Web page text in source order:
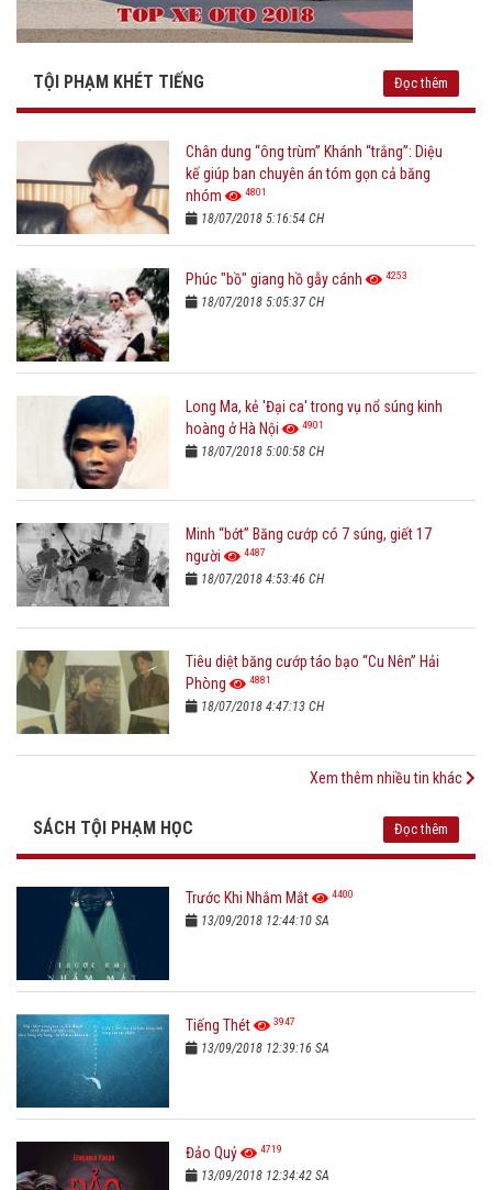
TỘI PHẠM KHÉT TIẾNG Đọc thêm
Chân dung “ông trùm” Khánh “trắng”: Diệu
kế giúp ban chuyên án tóm gọn cả băng
nhóm
4801
18/07/2018 5:16:54 CH
Phúc "bồ" giang hồ gẫy cánh 4253
18/07/2018 5:05:37 CH
Long Ma, kẻ 'Đại ca' trong vụ nổ súng kinh
hoàng ở Hà Nội
4901
18/07/2018 5:00:58 CH
Minh “bớt” Băng cướp có 7 súng, giết 17
người
4487
18/07/2018 4:53:46 CH
Tiêu diệt băng cướp táo bạo “Cu Nên” Hải
Phòng
4881
18/07/2018 4:47:13 CH
Xem thêm nhiều tin khác
SÁCH TỘI PHẠM HỌC Đọc thêm
Trước Khi Nhắm Mắt 4400
13/09/2018 12:44:10 SA
Tiếng Thét 3947
13/09/2018 12:39:16 SA
Đảo Quỷ 4719
13/09/2018 12:34:42 SA